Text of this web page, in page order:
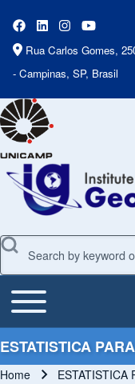
Rua Carlos Gomes,
- Campinas, SP, Brasil
Search
Main Menu
Toggle main menu
ESTATISTICA
Home ESTATISTICA